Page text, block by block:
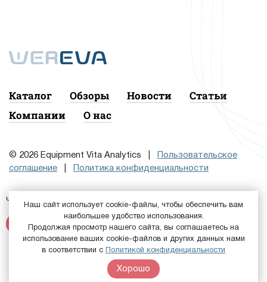
Каталог Обзоры Новости
Статьи
Компании
О нас
© 2026 Equipment Vita Analytics |
Пользовательское
соглашение
Политика конфиденциальности
Чтобы подписаться на рассылку, сначала Войдите или
Зарегистрируйтесь
Наш сайт использует cookie-файлы, чтобы обеспечить вам
наибольшее удобство использования.
Продолжая просмотр нашего сайта, вы соглашаетесь на
использование ваших cookie-файлов и других данных нами
в соответствии с
Политикой конфиденциальности
Хорошо